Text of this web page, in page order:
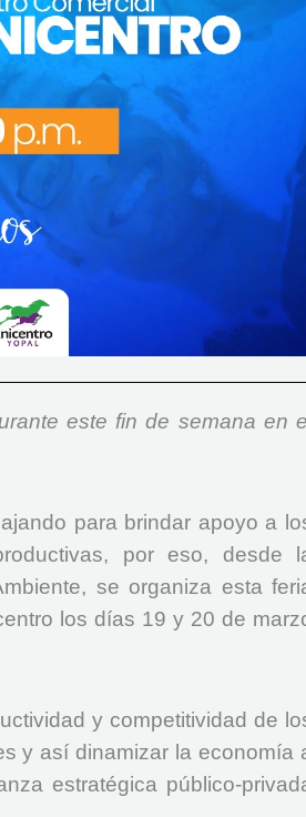
este fin de semana en
para brindar apoyo a
por eso, desde
se organiza esta
los días 19 y 20 de
y competitividad de
y así dinamizar la economía
estratégica público-